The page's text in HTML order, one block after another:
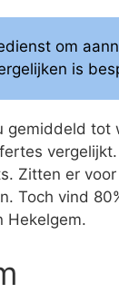
om
is
gemiddeld
Zitten er
Toch vind
Hekelgem.